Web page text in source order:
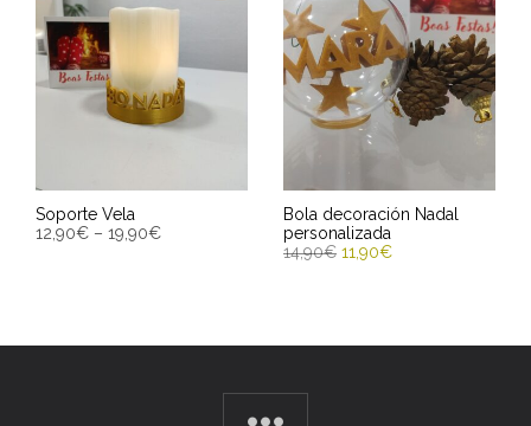
Soporte Vela
12,90€ – 19,90€
11/08/2026 - 13/08/2026
Bola decoración Nadal
personalizada
14,90€ 11,90€
Entrega Estimada entre